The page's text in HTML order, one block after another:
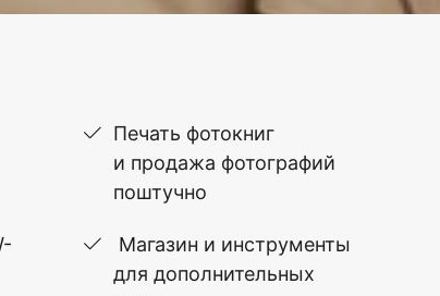
Печать фотокниг
и продажа фотографий
поштучно
Магазин и инструменты
для дополнительных